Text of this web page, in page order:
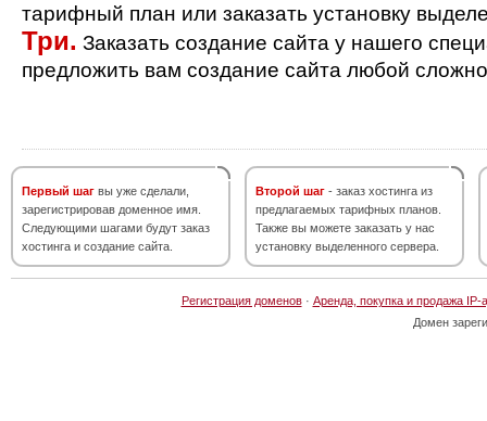
тарифный план или заказать установку
Три. Заказать создание сайта у нашего
предложить вам создание сайта любой
Первый шаг вы уже сделали,
зарегистрировав доменное имя.
Следующими шагами будут заказ
хостинга и создание сайта.
Второй шаг - заказ хостинга из
предлагаемых тарифных планов.
Также вы можете заказать у нас
установку выделенного сервера.
Регистрация доменов· Аренда, покупка и продажа IP-
Домен